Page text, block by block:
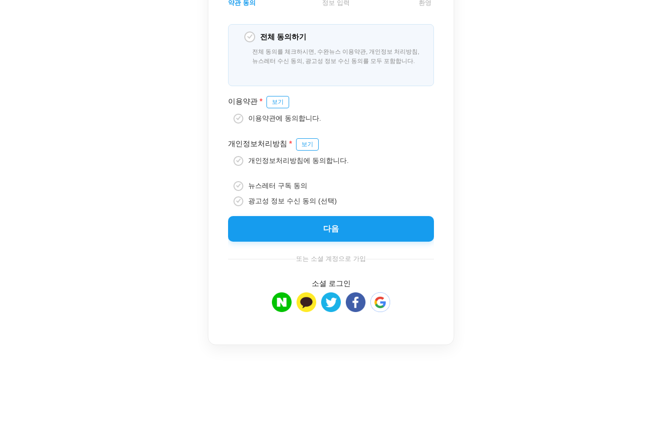
약관 동의 정보 입력 환영
전체 동의하기
전체 동의를 체크하시면, 수완뉴스 이용약관, 개인정보 처리방침,
뉴스레터 수신 동의, 광고성 정보 수신 동의를 모두 포함합니다.
이용약관 * 보기
이용약관에 동의합니다.
개인정보처리방침 * 보기
개인정보처리방침에 동의합니다.
뉴스레터 구독 동의
광고성 정보 수신 동의 (선택)
다음
또는 소셜 계정으로 가입
소셜 로그인